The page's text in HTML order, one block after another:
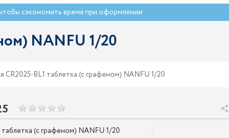
сэкономить время при оформлении
NANFU 1/20
CR2025-BL1 таблетка (с графеном) NANFU 1/20
(с графеном) NANFU 1/20